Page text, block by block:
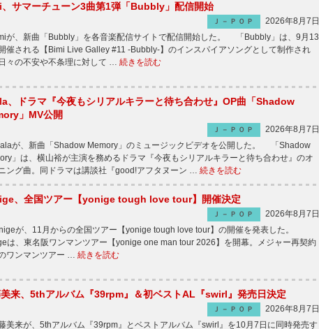
サマーチューン3曲第1弾「Bubbly」配信開始
Ｊ－ＰＯＰ
2026年8月7日
が、新曲「Bubbly」を各音楽配信サイトで配信開始した。 「Bubbly」は、9月13
催される【Bimi Live Galley #11 -Bubbly-】のインスパイアソングとして制作され
々の不安や不条理に対して … 続きを読む
、ドラマ『今夜もシリアルキラーと待ち合わせ』OP曲「Shadow
」MV公開
Ｊ－ＰＯＰ
2026年8月7日
が、新曲「Shadow Memory」のミュージックビデオを公開した。 「Shadow
」は、横山裕が主演を務めるドラマ『今夜もシリアルキラーと待ち合わせ』のオ
ング曲。同ドラマは講談社『good!アフタヌーン … 続きを読む
、全国ツアー【yonige tough love tour】開催決定
Ｊ－ＰＯＰ
2026年8月7日
が、11月からの全国ツアー【yonige tough love tour】の開催を発表した。
は、東名阪ワンマンツアー【yonige one man tour 2026】を開幕。メジャー再契約
ワンマンツアー … 続きを読む
来、5thアルバム『39rpm』＆初ベストAL『swirl』発売日決定
Ｊ－ＰＯＰ
2026年8月7日
美来が、5thアルバム『39rpm』とベストアルバム『swirl』を10月7日に同時発売す